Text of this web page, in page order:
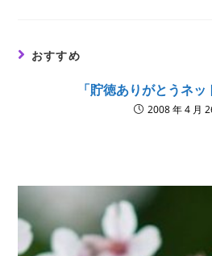
おすすめ
「貯徳ありがとうネッ
2008 年 4 月